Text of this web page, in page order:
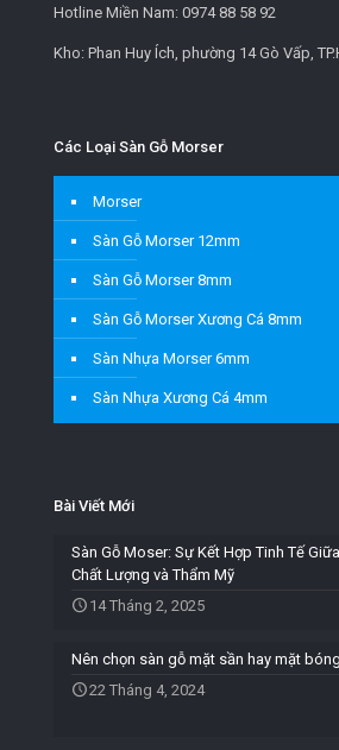
Hotline Miền Nam: 0974 88 58 92
Kho: Phan Huy Ích, phường 14 Gò Vấp,
Các Loại Sàn Gỗ Morser
Morser
Sàn Gỗ Morser 12mm
Sàn Gỗ Morser 8mm
Sàn Gỗ Morser Xương Cá 8mm
Sàn Nhựa Morser 6mm
Sàn Nhựa Xương Cá 4mm
Bài Viết Mới
Sàn Gỗ Moser: Sự Kết Hợp Tinh Tế Giữa
Chất Lượng và Thẩm Mỹ
14 Tháng 2, 2025
Nên chọn sàn gỗ mặt sần hay mặt bóng
22 Tháng 4, 2024